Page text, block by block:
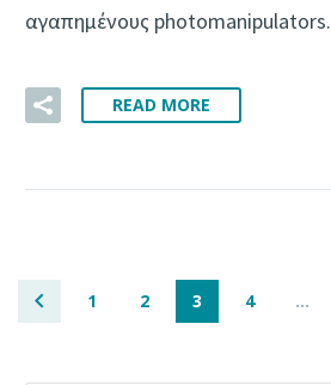
αγαπημένους photomanipulators.
READ MORE
1 2 3 4 …